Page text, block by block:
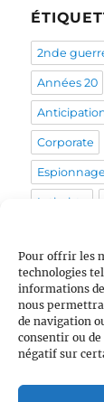
Pour offrir les
technologies
informations
nous
de navigation
consentir ou
négatif sur
2nde
Années 20
Corporate
Espionnage
Intimiste
Politique
Sans orga
Stress